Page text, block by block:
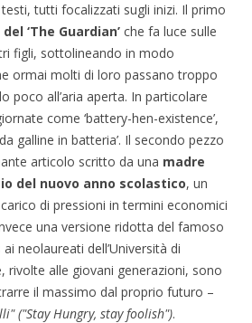
tutti focalizzati sugli inizi. Il primo
‘The Guardian’ che fa luce sulle
figli, sottolineando in modo
ormai molti di loro passano troppo
poco all’aria aperta. In particolare
come ‘battery-hen-existence’,
galline in batteria’. Il secondo pezzo
articolo scritto da una madre
del nuovo anno scolastico, un
di pressioni in termini economici
una versione ridotta del famoso
ai neolaureati dell’Università di
rivolte alle giovani generazioni, sono
il massimo dal proprio futuro –
("Stay Hungry, stay foolish").